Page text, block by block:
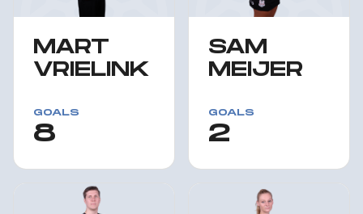
MART
VRIELINK
GOALS
8
SAM
MEIJER
GOALS
2